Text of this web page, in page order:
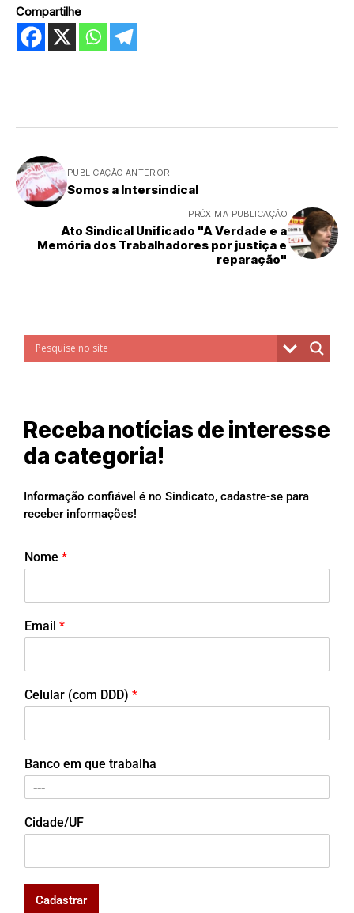
Compartilhe
PUBLICAÇÃO ANTERIOR
Somos a Intersindical
PRÓXIMA PUBLICAÇÃO
Ato Sindical Unificado "A Verdade e a
Memória dos Trabalhadores por justiça e
reparação"
Receba notícias de interesse
da categoria!
Informação confiável é no Sindicato, cadastre-se para
receber informações!
Nome *
Email *
Celular (com DDD) *
Banco em que trabalha
Cidade/UF
Cadastrar